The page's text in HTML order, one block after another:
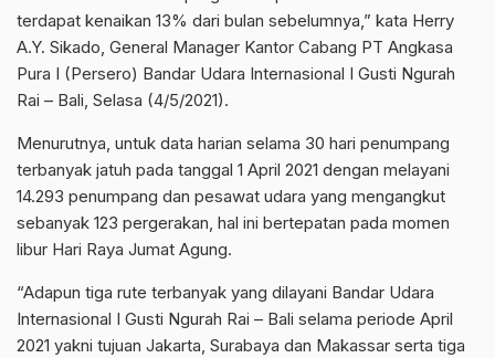
terdapat kenaikan 13% dari bulan sebelumnya,” kata Herry
A.Y. Sikado, General Manager Kantor Cabang PT Angkasa
Pura I (Persero) Bandar Udara Internasional I Gusti Ngurah
Rai – Bali, Selasa (4/5/2021).
Menurutnya, untuk data harian selama 30 hari penumpang
terbanyak jatuh pada tanggal 1 April 2021 dengan melayani
14.293 penumpang dan pesawat udara yang mengangkut
sebanyak 123 pergerakan, hal ini bertepatan pada momen
libur Hari Raya Jumat Agung.
“Adapun tiga rute terbanyak yang dilayani Bandar Udara
Internasional I Gusti Ngurah Rai – Bali selama periode April
2021 yakni tujuan Jakarta, Surabaya dan Makassar serta tiga